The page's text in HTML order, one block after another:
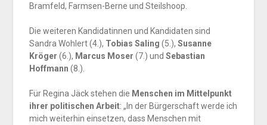
Bramfeld, Farmsen-Berne und Steilshoop.
Die weiteren Kandidatinnen und Kandidaten sind
Sandra Wohlert (4.), Tobias Saling (5.), Susanne
Kröger (6.), Marcus Moser (7.) und Sebastian
Hoffmann (8.).
Für Regina Jäck stehen die Menschen im Mittelpunkt
ihrer politischen Arbeit: „In der Bürgerschaft werde ich
mich weiterhin einsetzen, dass Menschen mit